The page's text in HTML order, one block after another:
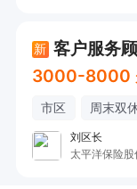
3、工作踏实
长期稳定赚
4、热爱美业
无经验也可
【我们的福
✅ 固定公休：
新 客户服务
3000-8000
市区 周末双
刘区长
太平洋保险